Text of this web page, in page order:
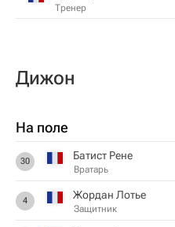
Тренер
Дижон
На поле
30 Батист Рене
Вратарь
4 Жордан Лотье
Защитник